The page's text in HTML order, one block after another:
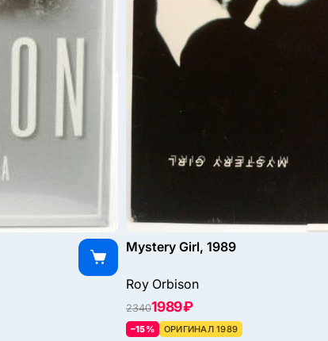
Mystery Girl, 1989
Roy Orbison
23401989 ₽
–15% ОРИГИНАЛ 1989